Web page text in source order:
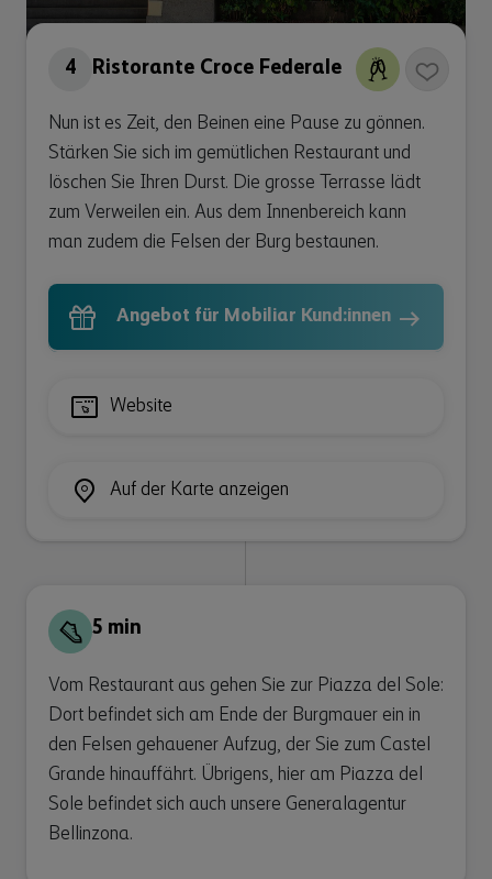
4 Ristorante Croce Federale
Nun ist es Zeit, den Beinen eine Pause zu gönnen.
Stärken Sie sich im gemütlichen Restaurant und
löschen Sie Ihren Durst. Die grosse Terrasse lädt
zum Verweilen ein. Aus dem Innenbereich kann
man zudem die Felsen der Burg bestaunen.
Angebot für Mobiliar Kund:innen
Website
Auf der Karte anzeigen
5 min
Vom Restaurant aus gehen Sie zur Piazza del Sole:
Dort befindet sich am Ende der Burgmauer ein in
den Felsen gehauener Aufzug, der Sie zum Castel
Grande hinauffährt. Übrigens, hier am Piazza del
Sole befindet sich auch unsere Generalagentur
Bellinzona.